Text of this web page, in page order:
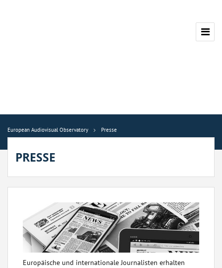
European Audiovisual Observatory Presse
PRESSE
Europäische und internationale Journalisten erhalten